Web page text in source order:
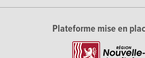
Plateforme mise en